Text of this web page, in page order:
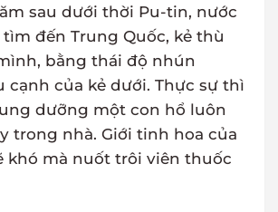
sau dưới thời Pu-tin, nước
đến Trung Quốc, kẻ thù
bằng thái độ nhún
cạnh của kẻ dưới. Thực sự thì
dưỡng một con hổ luôn
trong nhà. Giới tinh hoa của
khó mà nuốt trôi viên thuốc